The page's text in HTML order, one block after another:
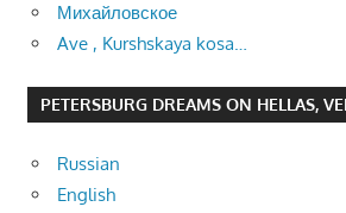
Михайловское
Ave , Kurshskaya kosa…
PETERSBURG DREAMS ON HELLAS,
Russian
English